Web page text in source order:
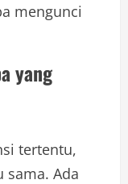
mengunci
yang
tertentu,
sama. Ada